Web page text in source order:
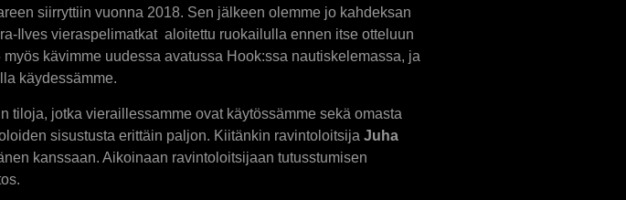
siirryttiin vuonna 2018. Sen jälkeen olemme jo kahdeksan
Ilves vieraspelimatkat aloitettu ruokailulla ennen itse otteluun
kävimme uudessa avatussa Hook:ssa nautiskelemassa, ja
käydessämme.
jotka vieraillessamme ovat käytössämme sekä omasta
sisustusta erittäin paljon. Kiitänkin ravintoloitsija Juha
kanssaan. Aikoinaan ravintoloitsijaan tutusstumisen